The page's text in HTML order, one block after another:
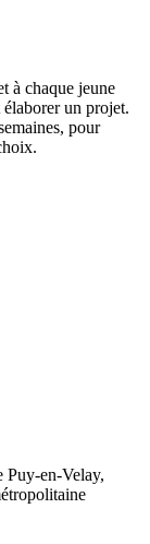
à chaque jeune
un projet.
pour
Puy-en-Velay,